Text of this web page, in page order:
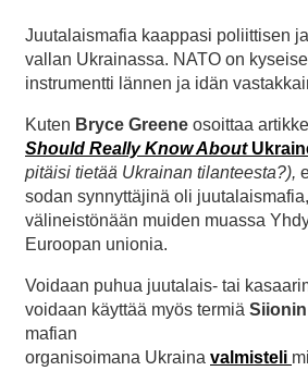
Juutalaismafia kaappasi poliittisen
vallan Ukrainassa. NATO on
instrumentti lännen ja idän
Kuten Bryce Greene osoittaa
Should Really Know About
pitäisi tietää Ukrainan tilanteesta?),
sodan synnyttäjinä oli
välineistönään muiden muassa
Euroopan unionia.
Voidaan puhua juutalais- tai
voidaan käyttää myös termiä
mafian
organisoimana Ukraina valmisteli